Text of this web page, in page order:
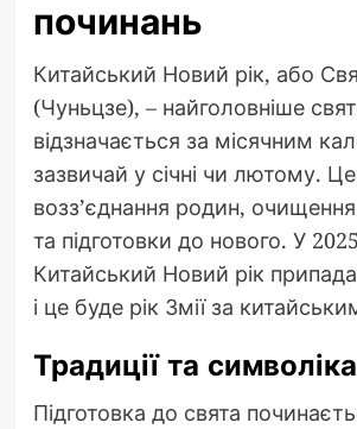
починань
Китайський Новий рік, або
(Чуньцзе), – найголовніше
відзначається за місячним
зазвичай у січні чи лютому.
возз’єднання родин, очищення
та підготовки до нового. У
Китайський Новий рік
і це буде рік Змії за
Традиції та символіка
Підготовка до свята